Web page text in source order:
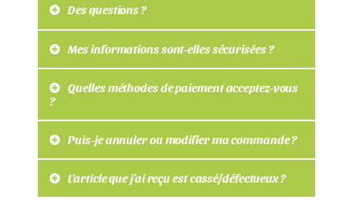
Des questions ?
Mes informations sont-elles sécurisées ?
Quelles méthodes de paiement acceptez-vous
?
Puis-je annuler ou modifier ma commande ?
L’article que j’ai reçu est cassé/défectueux ?